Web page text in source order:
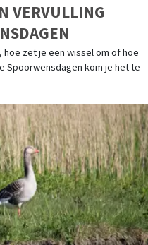
VERVULLING
hoe zet je een wissel om of hoe
Spoorwensdagen kom je het te